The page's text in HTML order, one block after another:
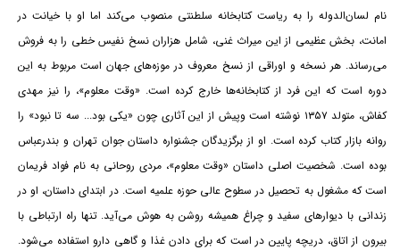
نام لسان‌الدوله را به ریاست کتابخانه سلطنتی منصوب می‌کند اما او با خیانت در
امانت، بخش عظیمی از این میراث غنی، شامل هزاران نسخ نفیس خطی را به فروش
می‌رساند. هر نسخه‌ و اوراقی از نسخ معروف در موزه‌های جهان است مربوط به این
دوره است که این فرد از کتابخانه‌ها خارج کرده است. «وقت معلوم»، را نیز مهدی
کفاش، متولد ۱۳۵۷ نوشته است وپیش از این آثاری چون «یکی بود... سه تا نبود» را
روانه بازار کتاب کرده است. او از برگزید‌گان جشنواره داستان جوان تهران و بندرعباس
بوده است. شخصیت اصلی داستان «وقت معلوم»، مردی روحانی به نام فواد فریمان
است که مشغول به تحصیل در سطوح عالی حوزه علمیه است. در ابتدای داستان، او در
زندانی با دیوارهای سفید و چراغ همیشه روشن به هوش می‌آید. تنها راه ارتباطی با
بیرون از اتاق، دریچه پایین در است که برای دادن غذا و گاهی دارو استفاده می‌شود.